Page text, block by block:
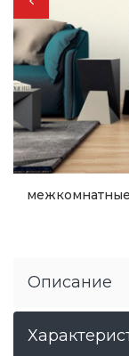
Описание